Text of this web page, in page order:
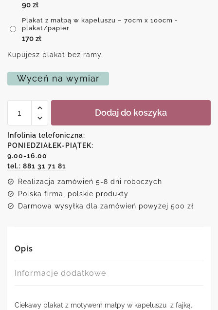
90 zł
Plakat z małpą w kapeluszu – 70cm x 100cm -
plakat/papier
170 zł
Kupujesz plakat bez ramy.
Wyceń na wymiar
Plakat
w
kapeluszu
Dodaj do koszyka
Infolinia telefoniczna:
PONIEDZIAŁEK-PIĄTEK:
9.00-16.00
tel.: 881 31 71 81
Realizacja zamówień 5-8 dni roboczych
Polska firma, polskie produkty
Darmowa wysyłka dla zamówień powyżej 500 zł
Opis
Informacje dodatkowe
Ciekawy plakat z motywem małpy w kapeluszu z fajką.